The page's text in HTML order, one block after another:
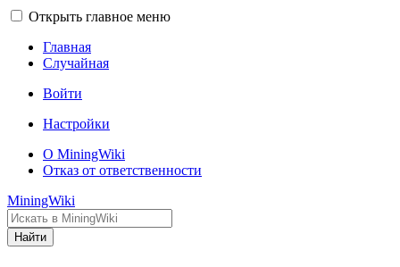
Открыть главное меню
Главная
Случайная
Войти
Настройки
О MiningWiki
Отказ от ответственности
MiningWiki
Найти